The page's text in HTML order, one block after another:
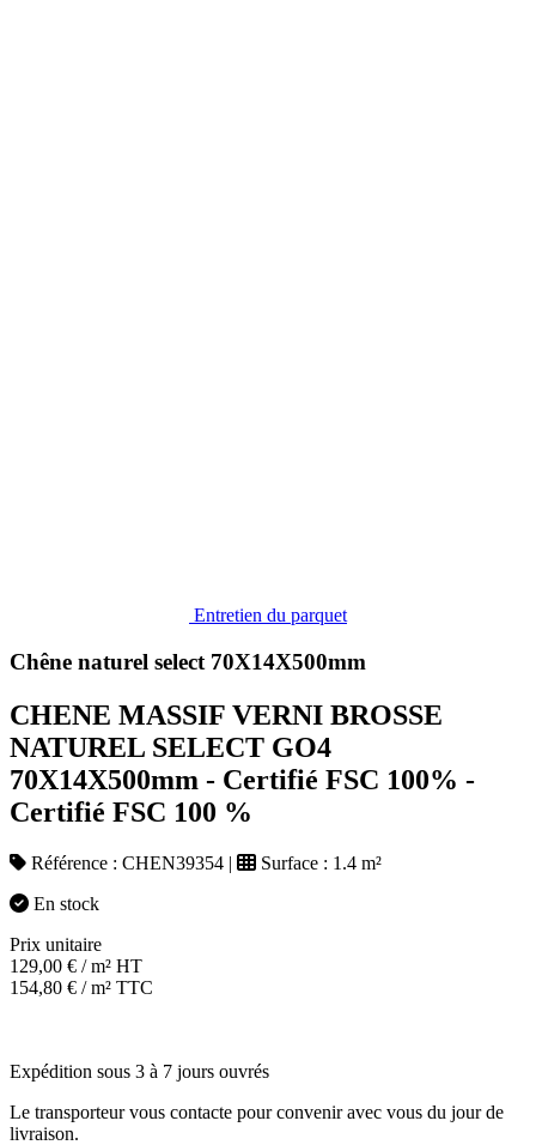
Entretien du parquet
Chêne naturel select 70X14X500mm
CHENE MASSIF VERNI BROSSE
NATUREL SELECT GO4
70X14X500mm - Certifié FSC 100% -
Certifié FSC 100 %
Référence : CHEN39354 | Surface : 1.4 m²
En stock
Prix unitaire
129,00 € / m² HT
154,80 € / m² TTC
Expédition sous 3 à 7 jours ouvrés
Le transporteur vous contacte pour convenir avec vous du jour de
livraison.